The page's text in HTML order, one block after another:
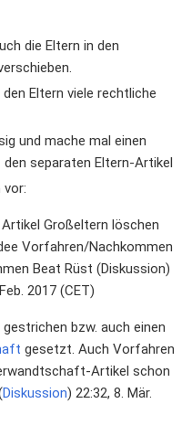
die Eltern in den
Eltern viele rechtliche
und mache mal einen
separaten Eltern-Artikel
vor:
Großeltern löschen
Vorfahren/Nachkommen
Beat Rüst (Diskussion)
2017 (CET)
bzw. auch einen
gesetzt. Auch Vorfahren
Artikel schon
Diskussion) 22:32, 8. Mär.